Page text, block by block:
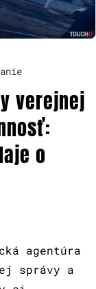
verejnej
o
agentúra
správy a